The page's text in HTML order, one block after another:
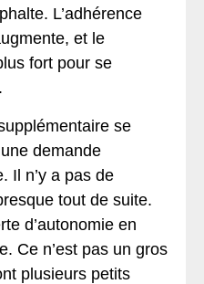
L’adhérence
et le
fort pour se
se
demande
Il n’y a pas de
tout de suite.
d’autonomie en
Ce n’est pas un gros
plusieurs petits